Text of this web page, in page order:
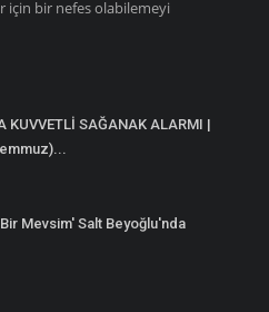
için bir nefes olabilemeyi
KUVVETLİ SAĞANAK ALARMI |
Mevsim' Salt Beyoğlu'nda